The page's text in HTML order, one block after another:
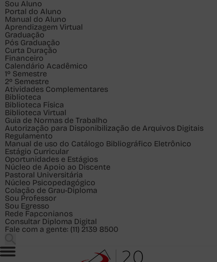
Sou Aluno
Portal do Aluno
Manual do Aluno
Aprendizagem Virtual
Graduação
Pós Graduação
Curta Duração
Financeiro
Calendário Acadêmico
1º Semestre
2º Semestre
Atividades Complementares
Biblioteca
Biblioteca Física
Biblioteca Virtual
Guia de Normas de Trabalho
Autorização para Disponibilização de Arquivos Digitais
Regulamento
Manual de uso do Catálogo Bibliográfico Eletrônico
Estágio Curricular
Oportunidades e Estágios
Núcleo de Apoio ao Discente
Pastoral Universitária
Núcleo Psicopedagógico
Colação de Grau-Diploma
Sou Professor
Sou Egresso
Rede Fapconianos
Consultar Diploma Digital
Fale com a gente: (11) 2139 8500